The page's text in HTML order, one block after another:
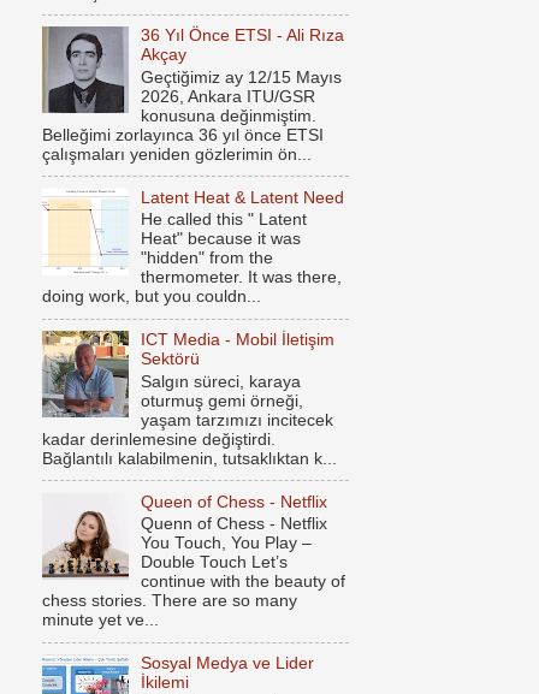
36 Yıl Önce ETSI - Ali Rıza
Akçay
Geçtiğimiz ay 12/15 Mayıs
2026, Ankara ITU/GSR
konusuna değinmiştim.
Belleğimi zorlayınca 36 yıl önce ETSI
çalışmaları yeniden gözlerimin ön...
Latent Heat & Latent Need
He called this " Latent
Heat" because it was
"hidden" from the
thermometer. It was there,
doing work, but you couldn...
ICT Media - Mobil İletişim
Sektörü
Salgın süreci, karaya
oturmuş gemi örneği,
yaşam tarzımızı incitecek
kadar derinlemesine değiştirdi.
Bağlantılı kalabilmenin, tutsaklıktan k...
Queen of Chess - Netflix
Quenn of Chess - Netflix
You Touch, You Play –
Double Touch Let’s
continue with the beauty of
chess stories. There are so many
minute yet ve...
Sosyal Medya ve Lider
İkilemi